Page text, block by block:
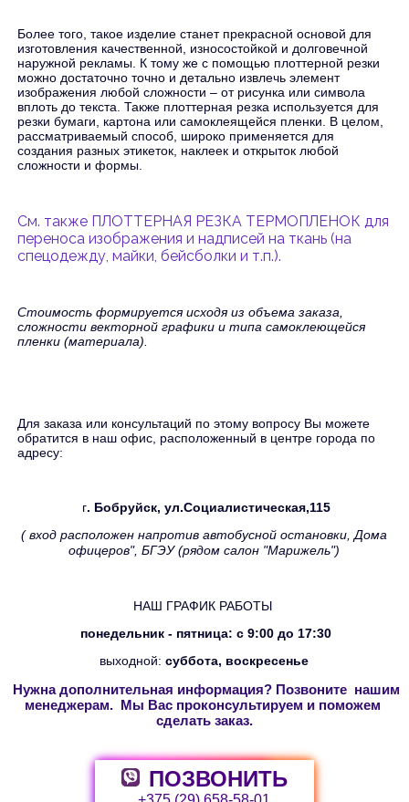
Более того, такое изделие станет прекрасной основой для
изготовления качественной, износостойкой и долговечной
наружной рекламы. К тому же с помощью плоттерной резки
можно достаточно точно и детально извлечь элемент
изображения любой сложности – от рисунка или символа
вплоть до текста. Также плоттерная резка используется для
резки бумаги, картона или самоклеящейся пленки. В целом,
рассматриваемый способ, широко применяется для
создания разных этикеток, наклеек и открыток любой
сложности и формы.
См. также ПЛОТТЕРНАЯ РЕЗКА ТЕРМОПЛЕНОК для
переноса изображения и надписей на ткань (на
спецодежду, майки, бейсболки и т.п.).
Стоимость формируется исходя из объема заказа,
сложности векторной графики и типа самоклеющейся
пленки (материала).
Для заказа или консультаций по этому вопросу Вы можете
обратится в наш офис, расположенный в центре города по
адресу:
г. Бобруйск, ул.Социалистическая,115
( вход расположен напротив автобусной остановки, Дома
офицеров", БГЭУ (рядом салон "Марижель")
НАШ ГРАФИК РАБОТЫ
понедельник - пятница: с 9:00 до 17:30
выходной: суббота, воскресенье
Нужна дополнительная информация? Позвоните нашим
менеджерам. Мы Вас проконсультируем и поможем
сделать заказ.
ПОЗВОНИТЬ